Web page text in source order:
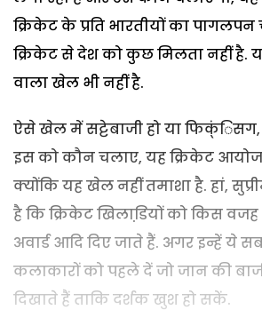
क्रिकेट के प्रति भारतीयों का पागलपन
क्रिकेट से देश को कुछ मिलता नहीं है.
वाला खेल भी नहीं है.
ऐसे खेल में सट्टेबाजी हो या फिक्ंिसग,
इस को कौन चलाए, यह क्रिकेट
क्योंकि यह खेल नहीं तमाशा है. हां,
है कि क्रिकेट खिलाडि़यों को किस वजह
अवार्ड आदि दिए जाते हैं. अगर इन्हें ये
कलाकारों को पहले दें जो जान की
दिखाते हैं ताकि दर्शक खुश हो सकें.